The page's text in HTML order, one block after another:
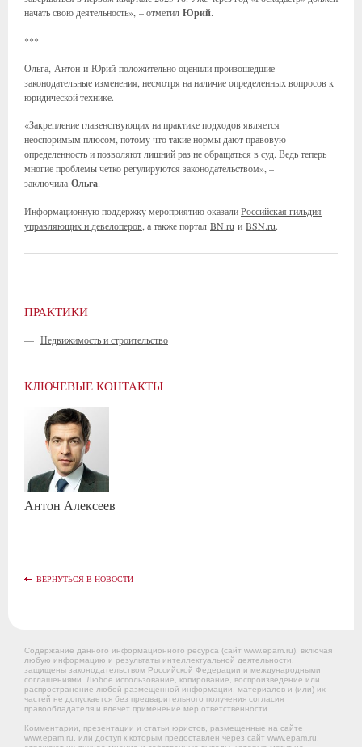
начать свою деятельность», – отметил Юрий.
***
Ольга, Антон и Юрий положительно оценили произошедшие
законодательные изменения, несмотря на наличие определенных вопросов к
юридической технике.
«Закрепление главенствующих на практике подходов является
неоспоримым плюсом, потому что такие нормы дают правовую
определенность и позволяют лишний раз не обращаться в суд. Ведь теперь
многие проблемы четко регулируются законодательством», –
заключила Ольга.
Информационную поддержку мероприятию оказалиРоссийская гильдия
управляющихи девелоперов , а также портал BN.ru и BSN.ru.
ПРАКТИКИ
— Недвижимость и строительство
КЛЮЧЕВЫЕ КОНТАКТЫ
Антон Алексеев
ВЕРНУТЬСЯ В НОВОСТИ
Содержание данного информационного ресурса (сайт www.epam.ru), включая
любую информацию и результаты интеллектуальной деятельности,
защищены законодательством Российской Федерации и международными
соглашениями. Любое использование, копирование, воспроизведение или
распространение любой размещенной информации, материалов и (или) их
частей не допускается без предварительного получения согласия
правообладателя и влечет применение мер ответственности.
Комментарии, презентации и статьи юристов, размещенные на сайте
www.epam.ru, или доступ к которым предоставлен через сайт www.epam.ru,